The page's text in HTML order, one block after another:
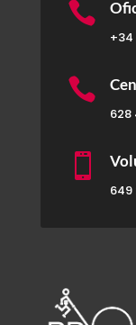

+34

628

649